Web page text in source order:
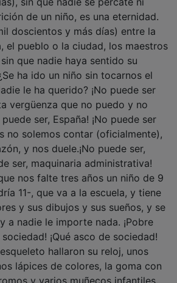
de un niño, es una eternidad.
doscientos y más días) entre la
el pueblo o la ciudad, los maestros
que nadie haya sentido su
ha ido un niño sin tocarnos el
le ha querido? ¡No puede ser
vergüenza que no puedo y no
ser, España! ¡No puede ser
no solemos contar (oficialmente),
y nos duele.¡No puede ser,
ser, maquinaria administrativa!
nos falte tres años un niño de 9
11-, que va a la escuela, y tiene
y sus dibujos y sus sueños, y se
a nadie le importe nada. ¡Pobre
¡Qué asco de sociedad!
hallaron su reloj, unos
lápices de colores, la goma con
y varios muñecos infantiles.